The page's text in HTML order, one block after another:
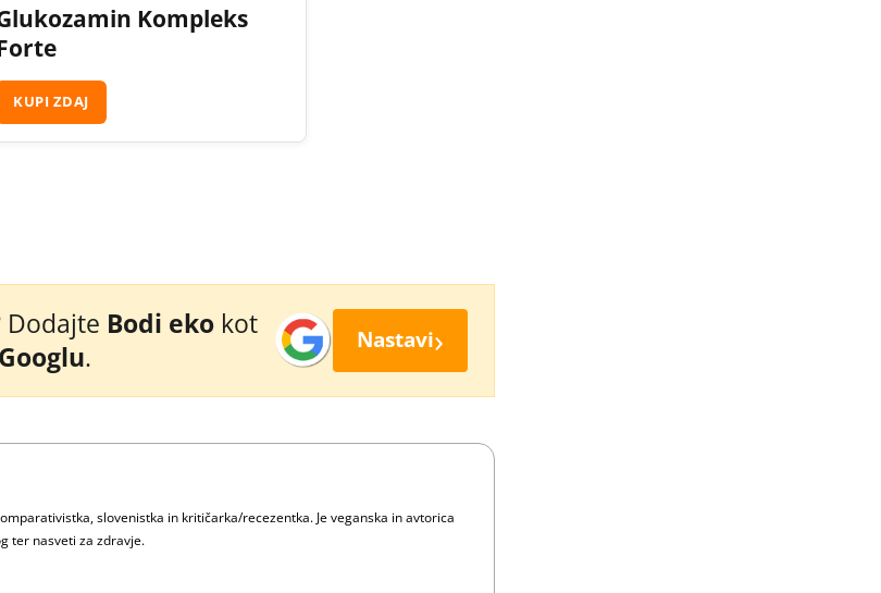
Kompleks
KUPI ZDAJ
Dodajte Bodi eko kot
. Nastavi›
slovenistka in kritičarka/recezentka. Je veganska in avtorica
ter nasveti za zdravje.